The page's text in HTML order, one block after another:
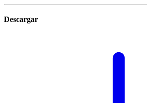
Descargar